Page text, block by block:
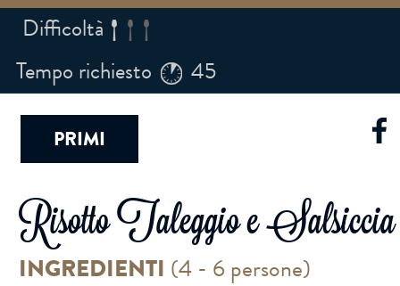
Difficoltà
Tempo richiesto
45
PRIMI
Risotto Taleggio e Salsiccia
INGREDIENTI (4 - 6 persone)